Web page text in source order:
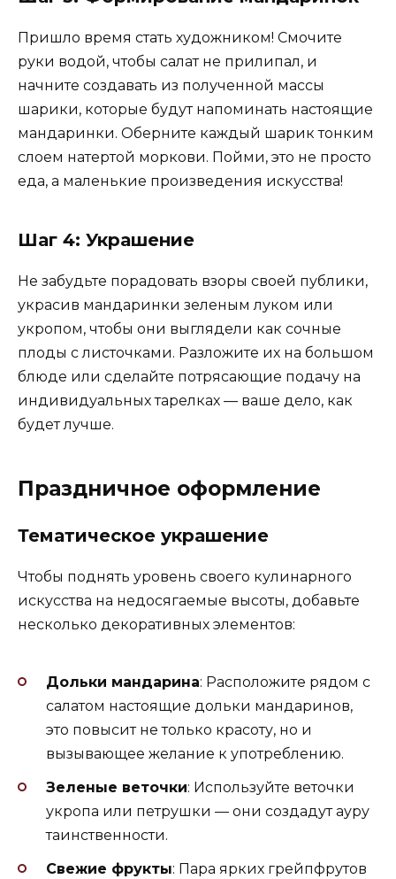
Пришло время стать художником! Смочите
руки водой, чтобы салат не прилипал, и
начните создавать из полученной массы
шарики, которые будут напоминать настоящие
мандаринки. Оберните каждый шарик тонким
слоем натертой моркови. Пойми, это не просто
еда, а маленькие произведения искусства!
Шаг 4: Украшение
Не забудьте порадовать взоры своей публики,
украсив мандаринки зеленым луком или
укропом, чтобы они выглядели как сочные
плоды с листочками. Разложите их на большом
блюде или сделайте потрясающие подачу на
индивидуальных тарелках — ваше дело, как
будет лучше.
Праздничное оформление
Тематическое украшение
Чтобы поднять уровень своего кулинарного
искусства на недосягаемые высоты, добавьте
несколько декоративных элементов:
Дольки мандарина: Расположите рядом с
салатом настоящие дольки мандаринов,
это повысит не только красоту, но и
вызывающее желание к употреблению.
Зеленые веточки: Используйте веточки
укропа или петрушки — они создадут ауру
таинственности.
Свежие фрукты: Пара ярких грейпфрутов